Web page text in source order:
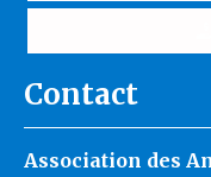
Contact
Association des